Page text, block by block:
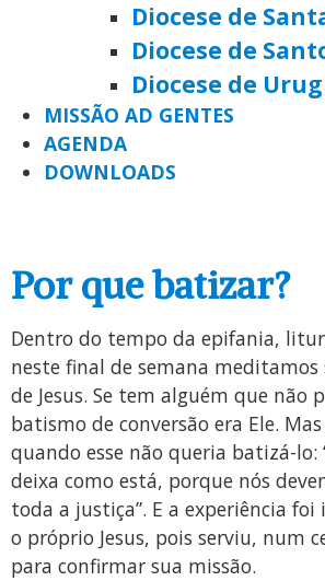
Diocese de
Diocese de
Diocese de
MISSÃO AD GENTES
AGENDA
DOWNLOADS
Por que batizar?
Dentro do tempo da epifania,
neste final de semana meditamos
de Jesus. Se tem alguém que não
batismo de conversão era Ele.
quando esse não queria batizá-lo:
deixa como está, porque nós
toda a justiça”. E a experiência
o próprio Jesus, pois serviu, num
para confirmar sua missão.